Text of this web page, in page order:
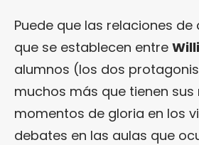
Puede que las relaciones
que se establecen entre
alumnos (los dos
muchos más que tienen
momentos de gloria en los
debates en las aulas que